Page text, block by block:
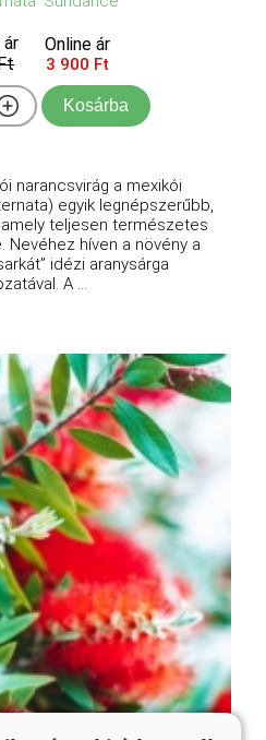
ár
Online ár
3 900 Ft
Kosárba
narancsvirág a mexikói
egyik legnépszerűbb,
teljesen természetes
híven a növény a
idézi aranysárga
A ...